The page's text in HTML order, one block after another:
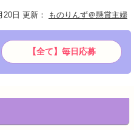
20日 更新 ： ものりんず＠懸賞主婦
【全て】毎日応募